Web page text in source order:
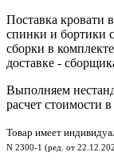
Поставка кровати
спинки и бортики
сборки в
доставке -
Выполняем
расчет стоимости
Товар имеет
N 2300-1 (ред. от